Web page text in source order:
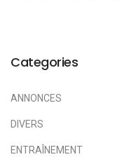
Categories
ANNONCES
DIVERS
ENTRAÎNEMENT